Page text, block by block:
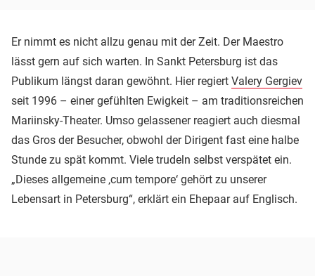
Er nimmt es nicht allzu genau mit der Zeit. Der Maestro
lässt gern auf sich warten. In Sankt Petersburg ist das
Publikum längst daran gewöhnt. Hier regiert Valery Gergiev
seit 1996 – einer gefühlten Ewigkeit – am traditionsreichen
Mariinsky-Theater. Umso gelassener reagiert auch diesmal
das Gros der Besucher, obwohl der Dirigent fast eine halbe
Stunde zu spät kommt. Viele trudeln selbst verspätet ein.
„Dieses allgemeine ‚cum tempore‘ gehört zu unserer
Lebensart in Petersburg“, erklärt ein Ehepaar auf Englisch.